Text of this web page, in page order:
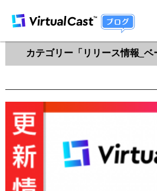
カテゴリー「リリース情報_